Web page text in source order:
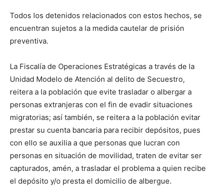
Todos los detenidos relacionados con estos hechos, se
encuentran sujetos a la medida cautelar de prisión
preventiva.
La Fiscalía de Operaciones Estratégicas a través de la
Unidad Modelo de Atención al delito de Secuestro,
reitera a la población que evite trasladar o albergar a
personas extranjeras con el fin de evadir situaciones
migratorias; así también, se reitera a la población evitar
prestar su cuenta bancaria para recibir depósitos, pues
con ello se auxilia a que personas que lucran con
personas en situación de movilidad, traten de evitar ser
capturados, amén, a trasladar el problema a quien recibe
el depósito y/o presta el domicilio de albergue.